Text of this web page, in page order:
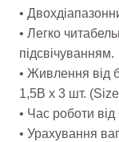
•
• Легко
підсвічуванням.
• Живлення від
1,5В х 3 шт.
• Час роботи
• Урахування